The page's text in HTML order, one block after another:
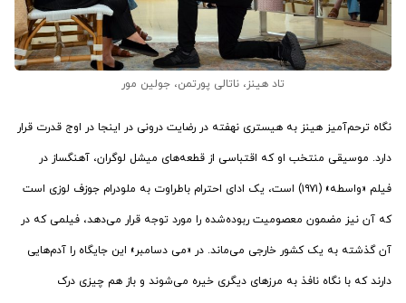
تاد هینز، ناتالی پورتمن، جولین مور
نگاه ترحم‌آمیز هینز به هیستری نهفته در رضایت درونی در اینجا در اوج قدرت قرار
دارد. موسیقی منتخب او که اقتباسی از قطعه‌های میشل لوگران، آهنگساز در
فیلم «واسطه» (۱۹۷۱) است، یک ادای احترام باطراوت به ملودرام جوزف لوزی است
که آن نیز مضمون معصومیت ربوده‌شده را مورد توجه قرار می‌دهد، فیلمی که در
آن گذشته به یک کشور خارجی می‌ماند. در «می دسامبر» این جایگاه را آدم‌هایی
دارند که با نگاه نافذ به مرزهای دیگری خیره می‌شوند و باز هم چیزی درک